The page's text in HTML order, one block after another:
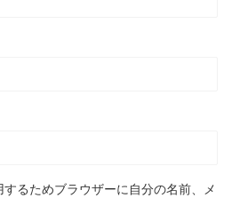
るためブラウザーに自分の名前、メ